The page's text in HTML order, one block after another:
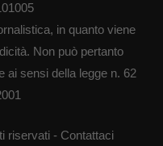
in quanto viene
Non può pertanto
ai sensi della legge n. 62
riservati - Contattaci